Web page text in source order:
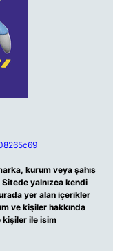
kurum veya şahıs
yalnızca kendi
yer alan içerikler
ve kişiler hakkında
kişiler ile isim